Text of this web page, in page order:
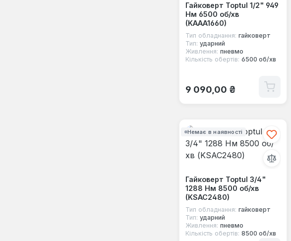
Гайковерт Toptul 1/2" 949
Нм 6500 об/хв
(KAAA1660)
Тип обладнання: гайковерт
Тип: ударний
Живлення: пневмо
Кількість обертів: 6500 об/хв
Звичайна ціна:
9 090,00 ₴
Немає в наявності
Гайковерт Toptul 3/4"
1288 Нм 8500 об/хв
(KSAC2480)
Тип обладнання: гайковерт
Тип: ударний
Живлення: пневмо
Кількість обертів: 8500 об/хв